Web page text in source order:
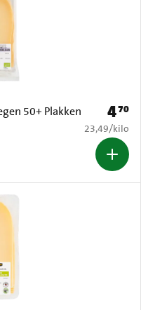
50+ Plakken
Prijs:
470
€ 23,49 per
23,49/kilo